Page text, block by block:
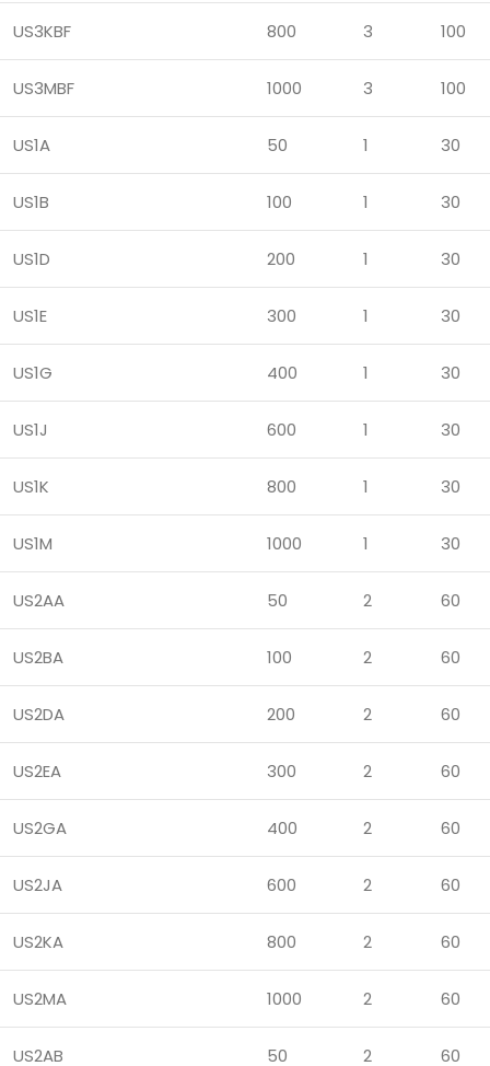
US3KBF 800 3 100
US3MBF 1000 3 100
US1A 50 1 30
US1B 100 1 30
US1D 200 1 30
US1E 300 1 30
US1G 400 1 30
US1J 600 1 30
US1K 800 1 30
US1M 1000 1 30
US2AA 50 2 60
US2BA 100 2 60
US2DA 200 2 60
US2EA 300 2 60
US2GA 400 2 60
US2JA 600 2 60
US2KA 800 2 60
US2MA 1000 2 60
US2AB 50 2 60